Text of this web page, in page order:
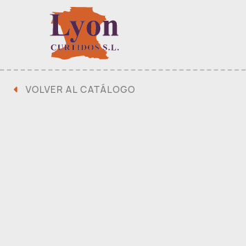
VOLVER AL CATÁLOGO